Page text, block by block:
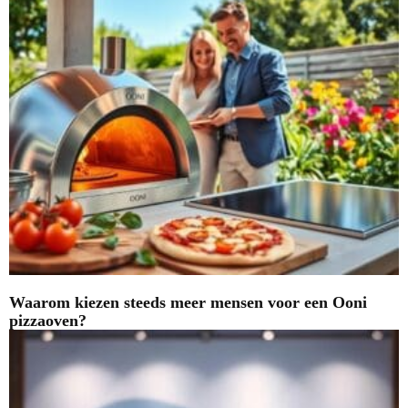
Waarom kiezen steeds meer mensen voor een Ooni
pizzaoven?